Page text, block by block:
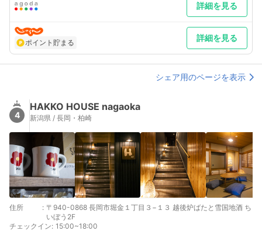
詳細を見る
ポイント貯まる 詳細を見る
シェア用のページを表示
4
HAKKO HOUSE nagaoka
新潟県 / 長岡・柏崎
住所 : 〒940-0868 長岡市堀金１丁目３−１３ 越後炉ばたと雪国地酒 ち
いぼう2F
チェックイン: 15:00~18:00